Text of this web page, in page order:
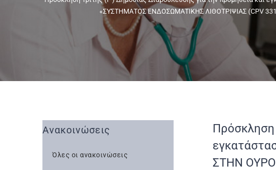
«ΣΥΣΤΗΜΑΤΟΣ ΕΝΔΟΣΩΜΑΤΙΚΗΣ ΛΙΘΟΤΡΙΨΙΑΣ (CPV
Πρόσκληση
ΣΤΗΝ
Ανακοινώσεις
Όλες οι ανακοινώσεις